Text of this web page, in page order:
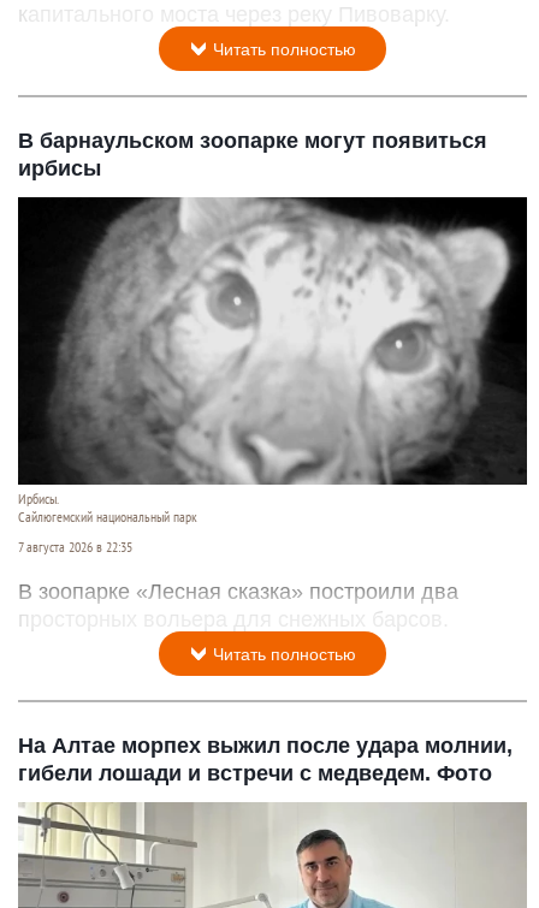
капитального моста через реку Пивоварку.
Читать полностью
В барнаульском зоопарке могут появиться
ирбисы
Ирбисы.
Сайлюгемский национальный парк
7 августа 2026 в 22:35
В зоопарке «Лесная сказка» построили два
просторных вольера для снежных барсов.
Читать полностью
На Алтае морпех выжил после удара молнии,
гибели лошади и встречи с медведем. Фото